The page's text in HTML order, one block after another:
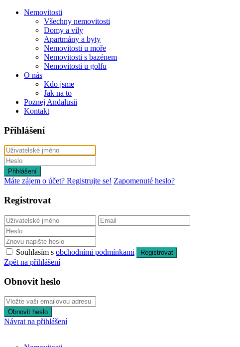
Nemovitosti
Všechny nemovitosti
Domy a vily
Apartmány a byty
Nemovitosti u moře
Nemovitosti s bazénem
Nemovitosti u golfu
O nás
Kdo jsme
Jak na to
Poznej Andalusii
Kontakt
Přihlášení
Přihlášení
Máte zájem o účet? Registrujte se! Zapomenuté heslo?
Registrovat
Souhlasím s obchodními podmínkami Registrovat
Zpět na přihlášení
Obnovit heslo
Obnovit heslo
Návrat na přihlášení